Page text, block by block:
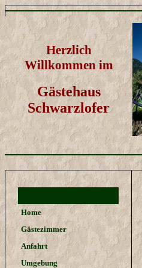
Herzlich
Willkommen im
Gästehaus
Schwarzlofer
Home
Gästezimmer
Anfahrt
Umgebung